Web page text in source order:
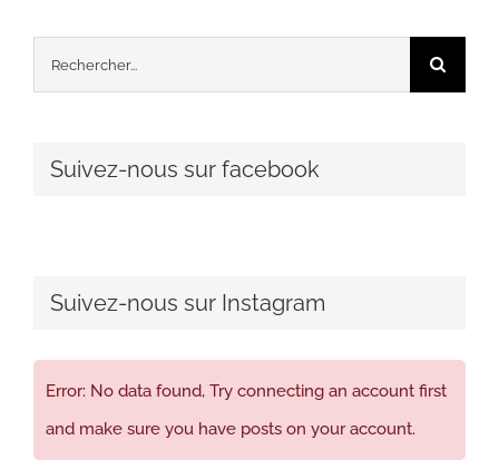
Rechercher:
Suivez-nous sur facebook
Suivez-nous sur Instagram
Error: No data found, Try connecting an account first
and make sure you have posts on your account.